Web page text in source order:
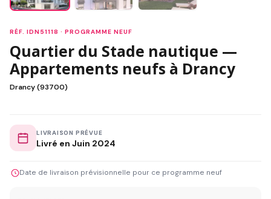
RÉF. IDN51118 · PROGRAMME NEUF
Quartier du Stade nautique —
Appartements neufs à Drancy
Drancy (93700)
LIVRAISON PRÉVUE
Livré en Juin 2024
Date de livraison prévisionnelle pour ce programme neuf